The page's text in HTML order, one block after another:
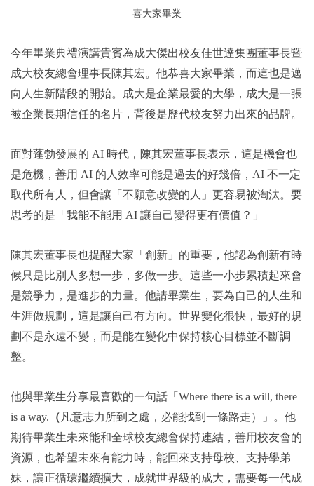
喜大家畢業
今年畢業典禮演講貴賓為成大傑出校友佳世達集團董事長暨
成大校友總會理事長陳其宏。他恭喜大家畢業，而這也是邁
向人生新階段的開始。成大是企業最愛的大學，成大是一張
被企業長期信任的名片，背後是歷代校友努力出來的品牌。
面對蓬勃發展的 AI 時代，陳其宏董事長表示，這是機會也
是危機，善用 AI 的人效率可能是過去的好幾倍，AI 不一定
取代所有人，但會讓「不願意改變的人」更容易被淘汰。要
思考的是「我能不能用 AI 讓自己變得更有價值？」
陳其宏董事長也提醒大家「創新」的重要，他認為創新有時
候只是比別人多想一步，多做一步。這些一小步累積起來會
是競爭力，是進步的力量。他請畢業生，要為自己的人生和
生涯做規劃，這是讓自己有方向。世界變化很快，最好的規
劃不是永遠不變，而是能在變化中保持核心目標並不斷調
整。
他與畢業生分享最喜歡的一句話「Where there is a will, there
is a way. （ 凡意志力所到之處，必能找到一條路走）」。他
期待畢業生未來能和全球校友總會保持連結，善用校友會的
資源，也希望未來有能力時，能回來支持母校、支持學弟
妹，讓正循環繼續擴大，成就世界級的成大，需要每一代成